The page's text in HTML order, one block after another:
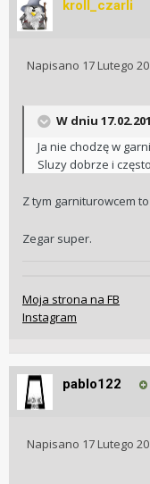
kroll_czarli
Napisano 17 Lutego
W dniu
Ja nie chodzę w
Sluzy dobrze i często
Z tym garniturowcem
Zegar super.
Moja strona na FB
Instagram
pablo122
Napisano 17 Lutego